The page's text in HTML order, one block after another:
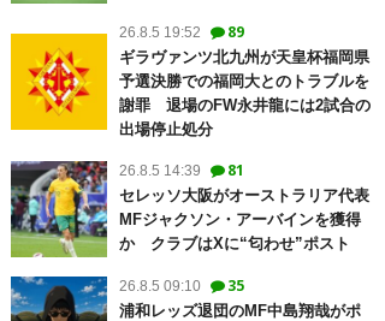
26.8.5 19:52 89
ギラヴァンツ北九州が天皇杯福岡県
予選決勝での福岡大とのトラブルを
謝罪 退場のFW永井龍には2試合の
出場停止処分
26.8.5 14:39 81
セレッソ大阪がオーストラリア代表
MFジャクソン・アーバインを獲得
か クラブはXに“匂わせ”ポスト
26.8.5 09:10 35
浦和レッズ退団のMF中島翔哉がポ